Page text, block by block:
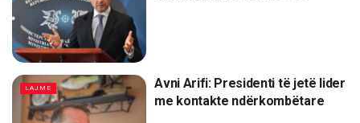
LAJME
Avni Arifi: Presidenti të jetë lider
me kontakte ndërkombëtare